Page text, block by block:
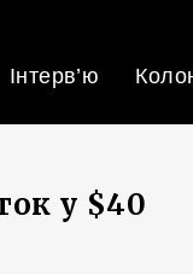
Інтерв’ю
у $40